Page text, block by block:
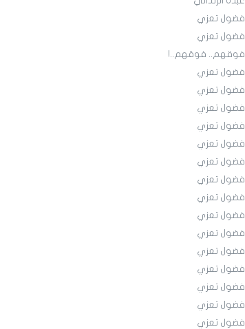
فضول تعزي
فضول تعزي
فوقهم.. فوقهم..!
فضول تعزي
فضول تعزي
فضول تعزي
فضول تعزي
فضول تعزي
فضول تعزي
فضول تعزي
فضول تعزي
فضول تعزي
فضول تعزي
فضول تعزي
فضول تعزي
فضول تعزي
فضول تعزي
فضول تعزي